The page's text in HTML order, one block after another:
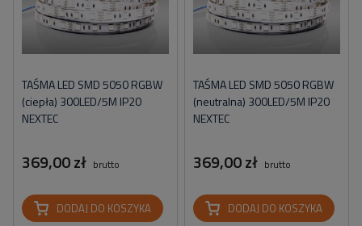
TAŚMA LED SMD 5050 RGBW
(ciepła) 300LED/5M IP20
NEXTEC
369,00 zł brutto
DODAJ DO KOSZYKA
TAŚMA LED SMD 5050 RGBW
(neutralna) 300LED/5M IP20
NEXTEC
369,00 zł brutto
DODAJ DO KOSZYKA